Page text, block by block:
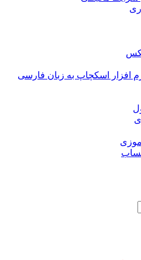
افزار اسکچاپ به زبان فارسی